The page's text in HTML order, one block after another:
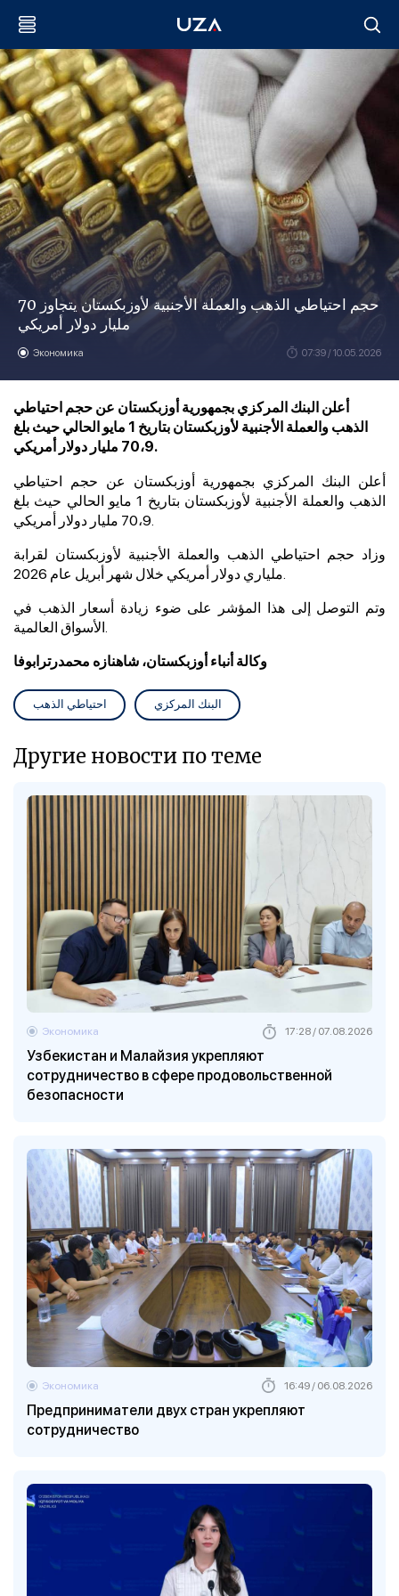
حجم احتياطي الذهب والعملة الأجنبية لأوزبكستان يتجاوز 70
مليار دولار أمريكي
Экономика 07:39 / 10.05.2026
أعلن البنك المركزي بجمهورية أوزبكستان عن حجم احتياطي
الذهب والعملة الأجنبية لأوزبكستان بتاريخ 1 مايو الحالي حيث بلغ
70،9 مليار دولار أمريكي.
أعلن البنك المركزي بجمهورية أوزبكستان عن حجم احتياطي
الذهب والعملة الأجنبية لأوزبكستان بتاريخ 1 مايو
الحالي حيث بلغ
70،9 مليار دولار أمريكي.
وزاد حجم احتياطي الذهب والعملة الأجنبية لأوزبكستان لقرابة
ملياري دولار أمريكي خلال شهر أبريل عام 2026.
وتم التوصل إلى هذا المؤشر على ضوء زيادة أسعار الذهب في
الأسواق العالمية.
وكالة أنباء أوزبكستان، شاهنازه محمدرترابوفا
احتياطي الذهب البنك المركزي
Другие новости по теме
Узбекистан и Малайзия укрепляют
сотрудничество в сфере продовольственной
безопасности
Экономика 17:28 / 07.08.2026
Предприниматели двух стран укрепляют
сотрудничество
Экономика 16:49 / 06.08.2026